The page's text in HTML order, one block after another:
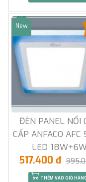
Sale
New
ĐÈN PANEL NỔI
CẤP ANFACO AFC
LED 18W+6W
517.400 đ
THÊM VÀO GIỎ